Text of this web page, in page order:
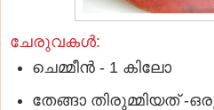
ചേരുവകൾ:
ചെമ്മീന്‍ - 1 കിലോ
തേങ്ങാ തിരുമ്മിയത്‌ -